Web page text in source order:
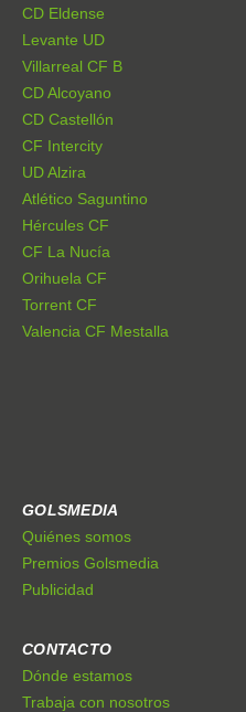
CD Eldense
Levante UD
Villarreal CF B
CD Alcoyano
CD Castellón
CF Intercity
UD Alzira
Atlético Saguntino
Hércules CF
CF La Nucía
Orihuela CF
Torrent CF
Valencia CF Mestalla
GOLSMEDIA
Quiénes somos
Premios Golsmedia
Publicidad
CONTACTO
Dónde estamos
Trabaja con nosotros